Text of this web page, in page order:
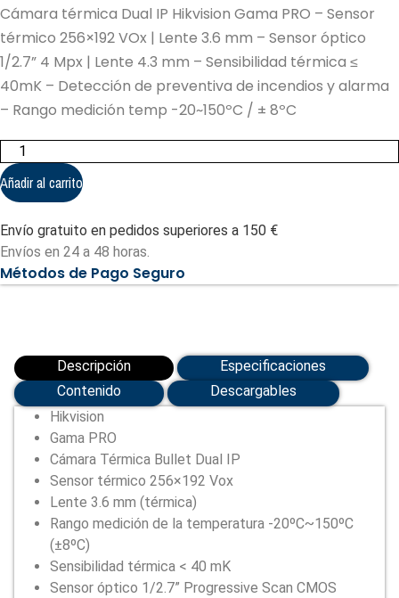
Cámara térmica Dual IP Hikvision Gama PRO – Sensor
térmico 256×192 VOx | Lente 3.6 mm – Sensor óptico
1/2.7” 4 Mpx | Lente 4.3 mm – Sensibilidad térmica ≤
40mK – Detección de preventiva de incendios y alarma
– Rango medición temp -20~150ºC / ± 8ºC
Cámara
térmica
Dual
IP
Hikvision
PRO
-
Sensor
térmico
256x192
mm
(DS-
2TD2628-
3/QA)
cantidad
Añadir al carrito
Envío gratuito en pedidos superiores a 150 €
Envíos en 24 a 48 horas.
Métodos de Pago Seguro
Descripción
Especificaciones
Contenido
Descargables
Hikvision
Gama PRO
Cámara Térmica Bullet Dual IP
Sensor térmico 256×192 Vox
Lente 3.6 mm (térmica)
Rango medición de la temperatura -20ºC~150ºC
(±8ºC)
Sensibilidad térmica < 40 mK
Sensor óptico 1/2.7” Progressive Scan CMOS